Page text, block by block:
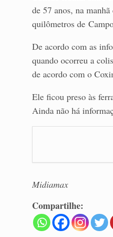
de 57 anos, na
quilômetros de
De acordo com as
quando ocorreu a
de acordo com o
Ele ficou preso às
Ainda não há
Midiamax
Compartilhe: